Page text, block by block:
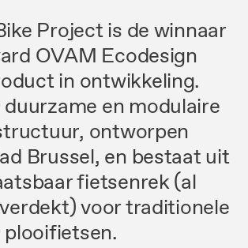
Project is de winnaar
OVAM Ecodesign
in ontwikkeling.
duurzame en modulaire
ontworpen
Brussel, en bestaat uit
fietsenrek (al
voor traditionele